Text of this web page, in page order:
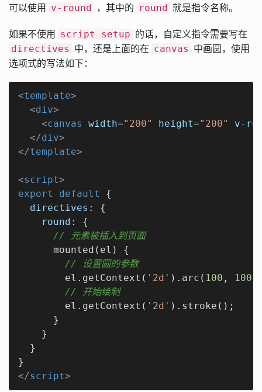
可以使用 v-round ，其中的 round 就是指令名称。
如果不使用 script setup 的话，自定义指令需要写在
directives 中，还是上面的在 canvas 中画圆，使用
选项式的写法如下：
<template>
<div>
<canvas width="200" height="200"
v-
</div>
</template>
<script>
export
default
{
directives : {
round : {
// 元素被插入到页面
      mounted(el) {
// 设置圆的参数
        el.getContext(
'2d' ).arc( 100 , 100
// 开始绘制
        el.getContext(
'2d' ).stroke();
      }
    }
  }
</script>